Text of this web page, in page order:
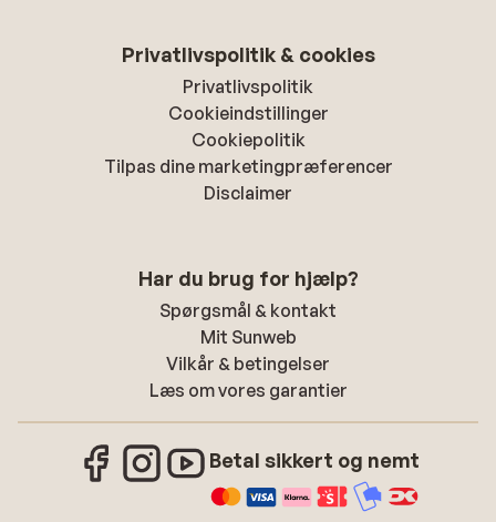
Privatlivspolitik & cookies
Privatlivspolitik
Cookieindstillinger
Cookiepolitik
Tilpas dine marketingpræferencer
Disclaimer
Har du brug for hjælp?
Spørgsmål & kontakt
Mit Sunweb
Vilkår & betingelser
Læs om vores garantier
Betal sikkert og nemt